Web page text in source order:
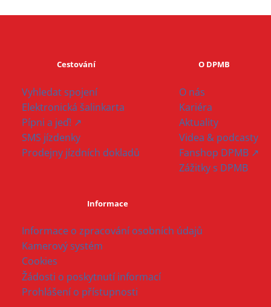
Cestování
Vyhledat spojení
Elektronická šalinkarta
Pípni a jeď! ↗
SMS jízdenky
Prodejny jízdních dokladů
O DPMB
O nás
Kariéra
Aktuality
Videa & podcasty
Fanshop DPMB ↗
Zážitky s DPMB
Informace
Informace o zpracování osobních údajů
Kamerový systém
Cookies
Žádosti o poskytnutí informací
Prohlášení o přístupnosti